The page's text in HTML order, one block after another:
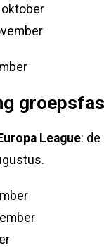
oktober
League: